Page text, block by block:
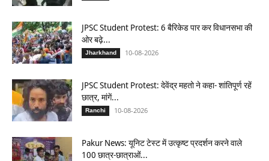
JPSC Student Protest: 6 बैरिकेड पार कर विधानसभा की
ओर बढ़े...
Jharkhand 10-08-2026
JPSC Student Protest: देवेंद्र महतो ने कहा- शांतिपूर्ण रहें
छात्र, मांगें...
Ranchi 10-08-2026
Pakur News: यूनिट टेस्ट में उत्कृष्ट प्रदर्शन करने वाले
100 छात्र-छात्राओं...